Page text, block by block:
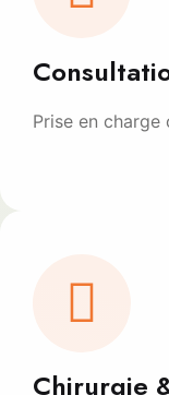
Prise en
Chirurgie